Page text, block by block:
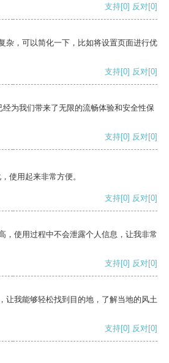
支持[0] 反对[0]
杂，可以简化一下，比如将设置页面进行优
支持[0] 反对[0]
为我们带来了无限的流畅体验和安全性保
支持[0] 反对[0]
使用起来非常方便。
支持[0] 反对[0]
，使用过程中不会泄露个人信息，让我非常
支持[0] 反对[0]
让我能够轻松找到目的地，了解当地的风土
支持[0] 反对[0]